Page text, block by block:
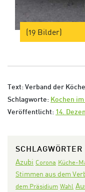
(19 Bilder)
Text: Verband der
Schlagworte: Kochen
Veröffentlicht: 14.
SCHLAGWÖRTER
Azubi Corona Küche-
Stimmen aus dem
dem Präsidium Wahl